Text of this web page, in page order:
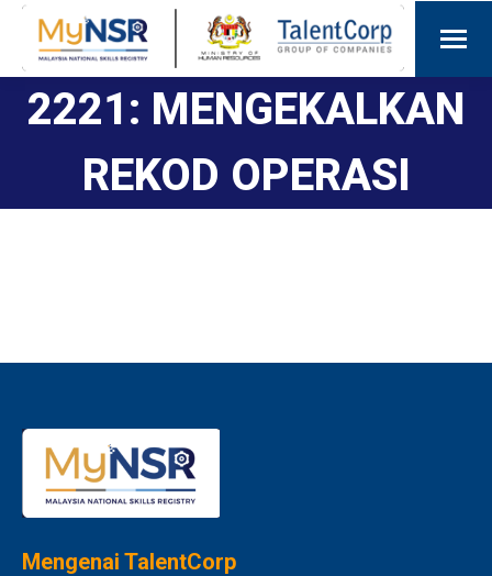
2221: MENGEKALKAN
REKOD OPERASI
Mengenai TalentCorp